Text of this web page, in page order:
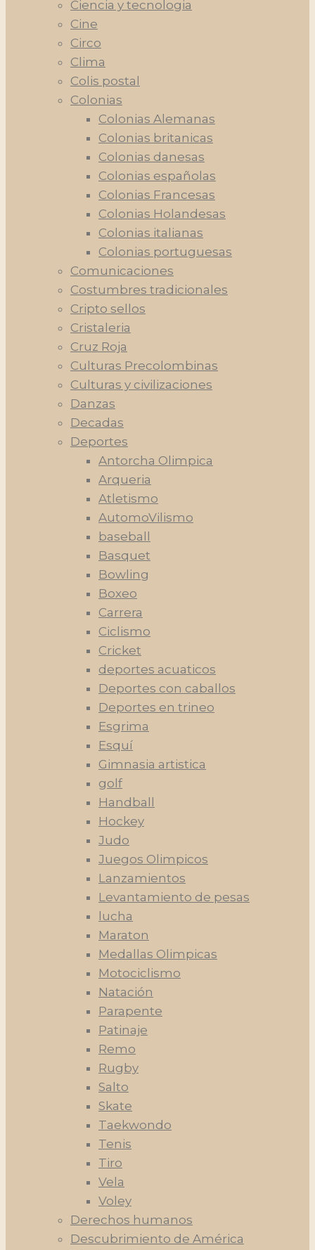
Ciencia y tecnologia
Cine
Circo
Clima
Colis postal
Colonias
Colonias Alemanas
Colonias britanicas
Colonias danesas
Colonias españolas
Colonias Francesas
Colonias Holandesas
Colonias italianas
Colonias portuguesas
Comunicaciones
Costumbres tradicionales
Cripto sellos
Cristaleria
Cruz Roja
Culturas Precolombinas
Culturas y civilizaciones
Danzas
Decadas
Deportes
Antorcha Olimpica
Arqueria
Atletismo
AutomoVilismo
baseball
Basquet
Bowling
Boxeo
Carrera
Ciclismo
Cricket
deportes acuaticos
Deportes con caballos
Deportes en trineo
Esgrima
Esquí
Gimnasia artistica
golf
Handball
Hockey
Judo
Juegos Olimpicos
Lanzamientos
Levantamiento de pesas
lucha
Maraton
Medallas Olimpicas
Motociclismo
Natación
Parapente
Patinaje
Remo
Rugby
Salto
Skate
Taekwondo
Tenis
Tiro
Vela
Voley
Derechos humanos
Descubrimiento de América